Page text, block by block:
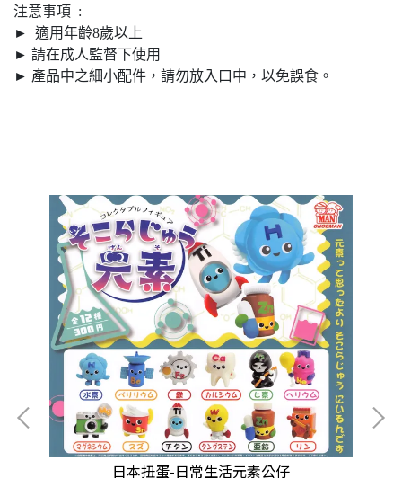
注意事項 :
► 適用年齡8歲以上
► 請在成人監督下使用
► 產品中之細小配件，請勿放入口中，以免誤食。
日本扭蛋-日常生活元素公仔